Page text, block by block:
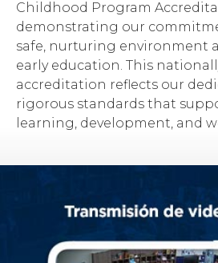
Childhood Program
demonstrating our
safe, nurturing environment
early education. This
accreditation reflects our
rigorous standards that
learning, development, and